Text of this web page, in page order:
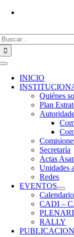
Saltar
Toggle
Navigation
INICIO
Quiénes
Plan
Secretaría
Actas
Unidades
Redes
EVENTOS
Calendario
CADI –
RALLY